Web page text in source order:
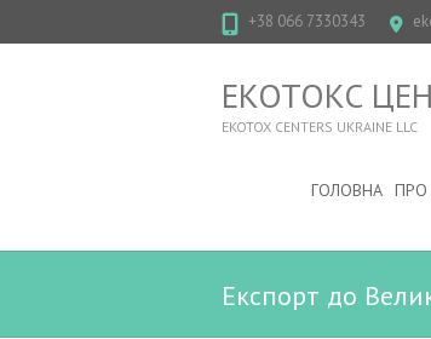
+38 066 7330343
ЕКОТОКС
EKOTOX CENTERS UKRAINE LLC
ГОЛОВНА ПРО
Експорт до